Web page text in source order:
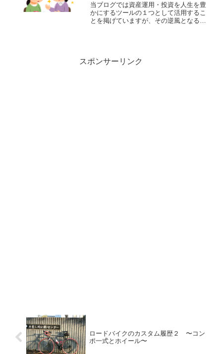
当ブログでは資産運用・投資を人生を豊
かにするツールの１つとして活用するこ
とを掲げていますが、その逆風となる西
スポンサーリンク
ロードバイクのカスタム履歴２ 〜コン
ポ一式とホイール〜